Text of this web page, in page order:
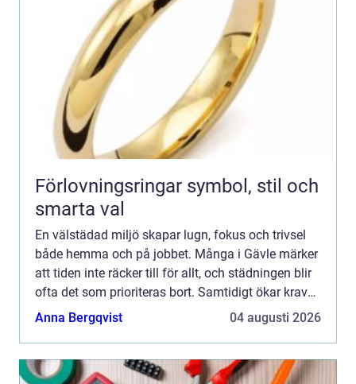
Förlovningsringar symbol, stil och
smarta val
En välstädad miljö skapar lugn, fokus och trivsel
både hemma och på jobbet. Många i Gävle märker
att tiden inte räcker till för allt, och städningen blir
ofta det som prioriteras bort. Samtidigt ökar kraven
på kvalitet, flexibilitet och hållbarhet. E...
Anna Bergqvist 04 augusti 2026